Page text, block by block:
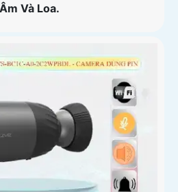
Và Loa.